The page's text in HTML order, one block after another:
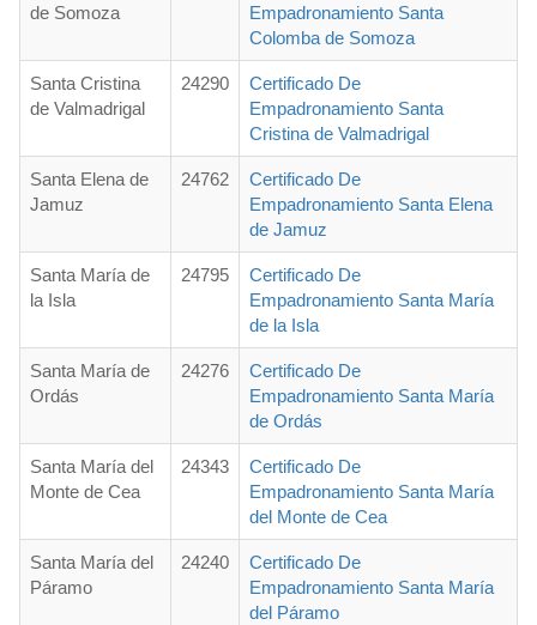
de Somoza
Empadronamiento Santa
Colomba de Somoza
Santa Cristina
de Valmadrigal
24290
Certificado De
Empadronamiento Santa
Cristina de Valmadrigal
Santa Elena de
Jamuz
24762
Certificado De
Empadronamiento Santa Elena
de Jamuz
Santa María de
la Isla
24795
Certificado De
Empadronamiento Santa María
de la Isla
Santa María de
Ordás
24276
Certificado De
Empadronamiento Santa María
de Ordás
Santa María del
Monte de Cea
24343
Certificado De
Empadronamiento Santa María
del Monte de Cea
Santa María del
Páramo
24240
Certificado De
Empadronamiento Santa María
del Páramo